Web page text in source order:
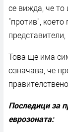
се вижда, че то
"против",
представители,
Това ще има
означава, че
Последици за
еврозоната: